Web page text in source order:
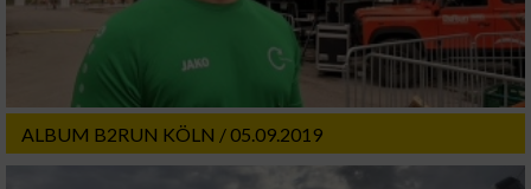
ALBUM B2RUN KÖLN / 05.09.2019
Verwendung von Profilen zur Auswahl
personalisierter Inhalte
Messung der Werbeleistung
Messung der Performance von Inhalten